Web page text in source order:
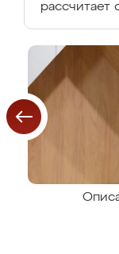
рассчитает